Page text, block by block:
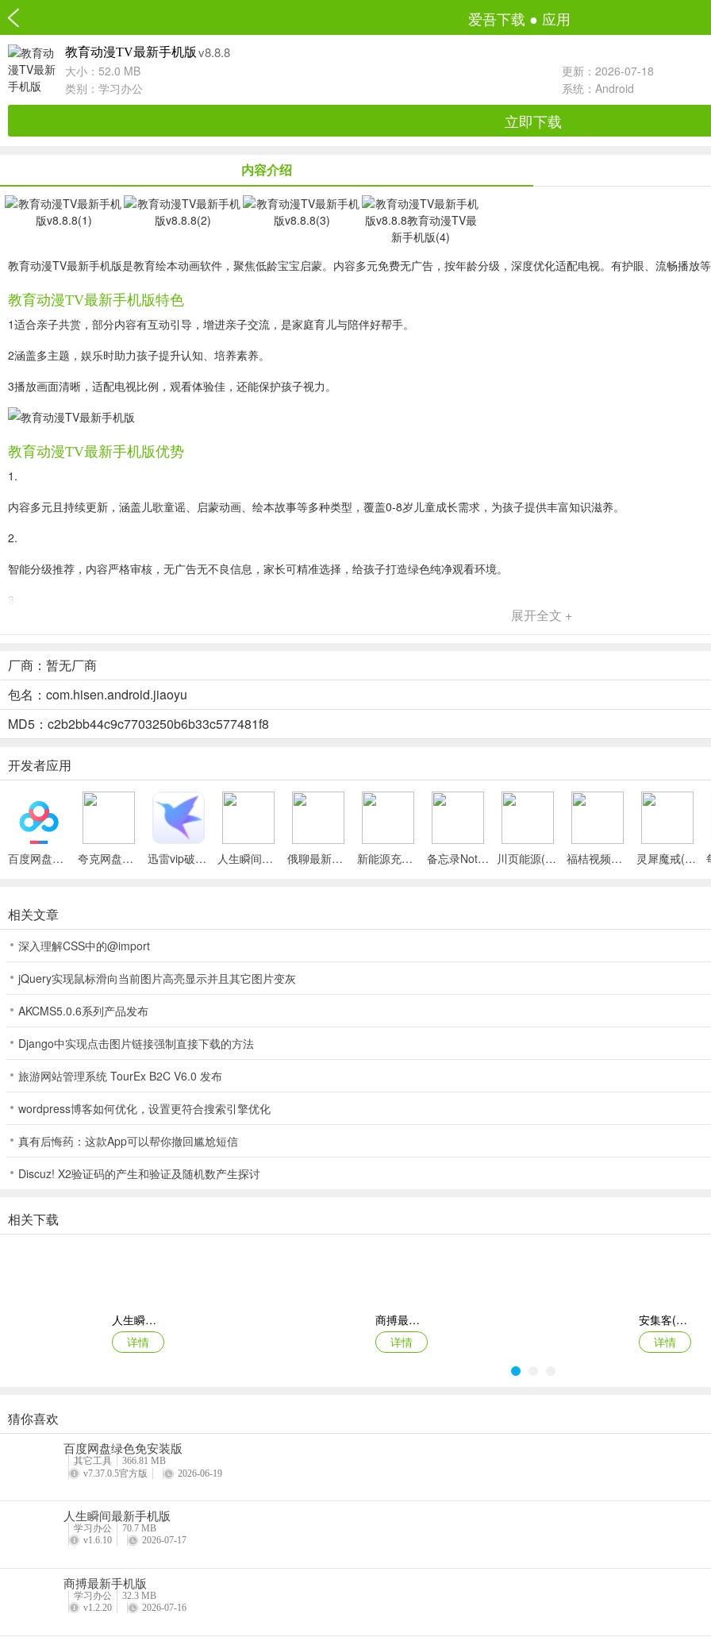
爱吾下载 ● 应用
教育动漫TV最新手机版 v8.8.8
大小：52.0 MB
更新：2026-07-18
类别： 学习办公 系统：Android
立即下载
内容介绍
教育动漫TV最新手机版是教育绘本动画软件，聚焦低龄宝宝启蒙。内容多元免费无广告，按年龄分级，深度优化适配电视。有护眼、流畅播放
教育动漫TV最新手机版特色
1适合亲子共赏，部分内容有互动引导，增进亲子交流，是家庭育儿与陪伴好帮手。
2涵盖多主题，娱乐时助力孩子提升认知、培养素养。
3播放画面清晰，适配电视比例，观看体验佳，还能保护孩子视力。
教育动漫TV最新手机版优势
1.
内容多元且持续更新，涵盖儿歌童谣、启蒙动画、绘本故事等多种类型，覆盖0-8岁儿童成长需求，为孩子提供丰富知识滋养。
2.
智能分级推荐，内容严格审核，无广告无不良信息，家长可精准选择，给孩子打造绿色纯净观看环境。
3.
4.
适合亲子共同观看，部分内容有互动引导，增进亲子交流，是家庭育儿与休闲陪伴的实用工具。
教育动漫TV最新手机版怎么样
1、教育动漫TV最新手机版聚焦低龄宝宝启蒙成长，内容多元，覆盖0-8岁儿童需求且持续更新。
2、它能按年龄段智能分级推荐，经严格审核，无广告不良信息，打造绿色观看环境。
3、支持多种播放功能，加载快播放流畅，还将学习融入动画，让孩子自然学习。
教育动漫TV最新版本更新内容介绍
教育动漫TV是一款超棒的教育绘本动画软件。它聚焦低龄宝宝启蒙成长，内容超丰富，有儿歌童谣、启蒙动画、绘本故事等，覆盖0到8岁儿
电视端优化，大图标大字体，遥控器操作轻松，老人孩子都能用。
最新版本亮点多多。支持定时关闭、护眼提醒和单日观看时长限制，让家长放心。支持断点续播、选集播放、循环播放，加载快播放稳。把多
源就行，各板块资源直接播放，加载完点击全屏。它适合亲子共看，增进交流，涵盖多种主题助力孩子成长，画面清晰适配电视，保护视力，
展开全文 +
厂商：暂无厂商
包名：com.hisen.android.jiaoyu
MD5：c2b2bb44c9c7703250b6b33c577481f8
开发者应用
百度网盘绿色免安装Pc电脑版 夸克网盘官方正式版 迅雷vip破解版永久会员2024版 人生瞬间最新手机版 俄聊最新手机版 新能源充电桩查询(充电桩查询应用) 备忘录Note(多功能记事APP) 川页能源(电池管理应用) 福桔视频最新手机版 灵犀魔戒(运动睡眠管家)
相关文章
深入理解CSS中的@import
jQuery实现鼠标滑向当前图片高亮显示并且其它图片变灰
AKCMS5.0.6系列产品发布
Django中实现点击图片链接强制直接下载的方法
旅游网站管理系统 TourEx B2C V6.0 发布
wordpress博客如何优化，设置更符合搜索引擎优化
真有后悔药：这款App可以帮你撤回尴尬短信
Discuz! X2验证码的产生和验证及随机数产生探讨
相关下载
人生瞬间最新手机版
详情
商搏最新手机版
详情
安集客(服务工单管理)
详情
步步都能记(创作效率工具)
详情
西藏公务出行app
准橙三力(老年三力测试软件)
猜你喜欢
百度网盘绿色免安装版
其它工具
366.81 MB
v7.37.0.5官方版
2026-06-19
人生瞬间最新手机版
学习办公
70.7 MB
v1.6.10
2026-07-17
商搏最新手机版
学习办公
32.3 MB
v1.2.20
2026-07-16